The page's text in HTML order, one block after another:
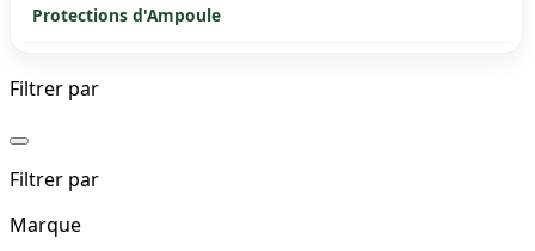
Protections d'Ampoule
Filtrer par
Filtrer par
Marque